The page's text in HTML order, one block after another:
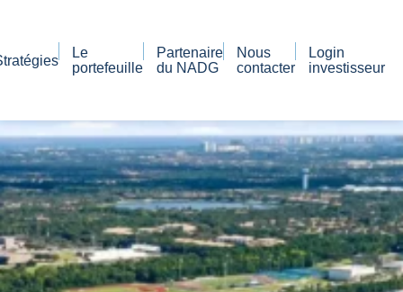
Le
portefeuille
Partenaire
du NADG
Nous
contacter
Login
investisseur